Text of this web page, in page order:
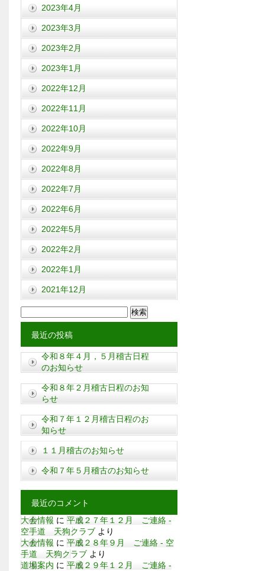
2023年4月
2023年3月
2023年2月
2023年1月
2022年12月
2022年11月
2022年10月
2022年9月
2022年8月
2022年7月
2022年6月
2022年5月
2022年2月
2022年1月
2021年12月
索:
最近の投稿
令和８年４月，５月稽古日程
のお知らせ
令和８年２月稽古日程のお知
らせ
令和７年１２月稽古日程のお
知らせ
１１月稽古のお知らせ
令和７年５月稽古のお知らせ
最近のコメント
大会情報 に 平成２７年１２月 ご連絡 -
空手道 天狗クラブ より
大会情報 に 平成２８年９月 ご連絡 - 空
手道 天狗クラブ より
道場案内 に 平成２９年１２月 ご連絡 -